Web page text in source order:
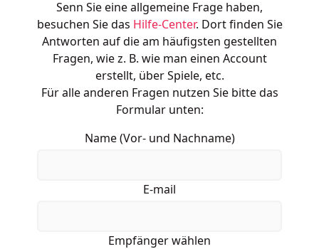
Senn Sie eine allgemeine Frage haben,
besuchen Sie das Hilfe-Center. Dort finden Sie
Antworten auf die am häufigsten gestellten
Fragen, wie z. B. wie man einen Account
erstellt, über Spiele, etc.
Für alle anderen Fragen nutzen Sie bitte das
Formular unten:
Name (Vor- und Nachname)
E-mail
Empfänger wählen